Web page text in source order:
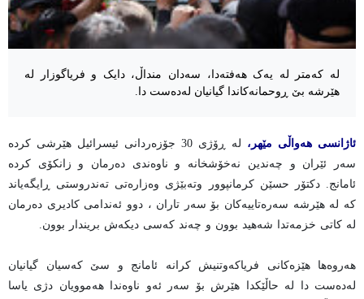
لە کەمتر لە یەک هەفتەدا، سەدان منداڵ، دایک و فریاگوزار لە
هێرشە بێ ڕوحمانەکاندا گیانیان لەدەست دا.
ئاژانسی هەواڵی مێهر،
لە ڕۆژی 30 جۆزەردانی ئیسرائیل هێرشی کردە
سەر ئێران و چەندین نەخۆشخانە و ناوەندی دەرمان و زانکۆی کردە
ئامانج. دکتۆر حسێن کرمانپوور وتەبێژی وەزارەتی تەندروستی ڕایگەیاند
کە لە هێرشە سەرەتاییەکان بۆ سەر تاران ، دوو ئەندامی کادیری دەرمان
لە کاتی خزمەتدا شەهید بوون و چەند کەسی دیکەش بریندار بوون.
هەروەها هێزەکانی فریاکەوتنیش کرانە ئامانج و سێ کەسیان گیانیان
لەدەست دا لە حاڵێکدا هێرش بۆ سەر ئەو ناوەندا هەموویان دژی یاسا